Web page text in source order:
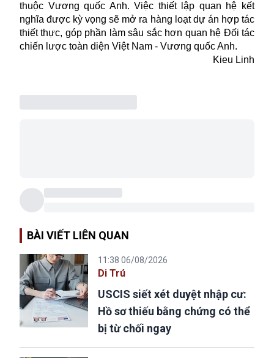
thuộc Vương quốc Anh. Việc thiết lập quan hệ kết
nghĩa được kỳ vọng sẽ mở ra hàng loạt dự án hợp tác
thiết thực, góp phần làm sâu sắc hơn quan hệ Đối tác
chiến lược toàn diện Việt Nam - Vương quốc Anh.
Kieu Linh
BÀI VIẾT LIÊN QUAN
11:38 06/08/2026
Di Trú
USCIS siết xét duyệt nhập cư:
Hồ sơ thiếu bằng chứng có thể
bị từ chối ngay